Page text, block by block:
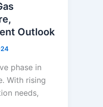
Outlook
phase in
With rising
needs,